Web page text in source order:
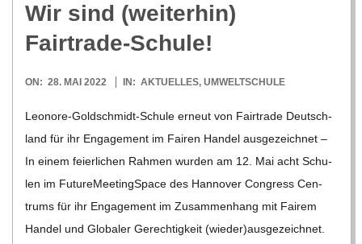
Wir sind (wei­ter­hin)
Fairtrade-Schule!
2022-
ON: 28. MAI 2022 IN: AKTUELLES, UMWELTSCHULE
Leo­­nore-Gol­d­­schmidt-Schule erneut von Fair­trade Deutsch­
land für ihr Enga­ge­ment im Fai­ren Han­del aus­ge­zeich­net –
In einem fei­er­li­chen Rah­men wur­den am 12. Mai acht Schu­
len im Future­Mee­ting­Space des Han­no­ver Con­gress Cen­
trums für ihr Enga­ge­ment im Zusam­men­hang mit Fai­rem
Han­del und Glo­ba­ler Gerech­tig­keit (wieder)ausgezeichnet.